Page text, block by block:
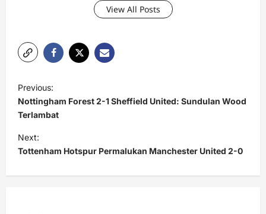
View All Posts
P
o
s
t
n
a
Previous:
Nottingham Forest 2-1 Sheffield United: Sundulan Wood
Terlambat
Next:
Tottenham Hotspur Permalukan Manchester United 2-0